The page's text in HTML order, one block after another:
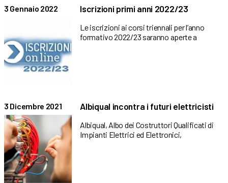
3 Gennaio 2022 Iscrizioni primi anni 2022/23
Le iscrizioni ai corsi triennali per l’anno
formativo 2022/23 saranno aperte a
3 Dicembre 2021 Albiqual incontra i futuri elettricisti
Albiqual, Albo dei Costruttori Qualificati di
Impianti Elettrici ed Elettronici,